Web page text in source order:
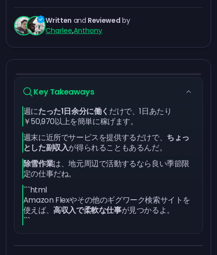
Written and Reviewed by
Charlee,Anthony
Key Takeaways
週にたった1日余分に働く だけで、1日あたり
￥50,970以上を簡単に稼げます。
週末に近所でサービスを提供するだけで、 ちょっ
とした副収入が得られることもあるんだ。
除雪作業は、地元周辺で活動するなら良い季節限
定の仕事だね。
```html
Amazon Flexやその他のギグワーク検索サイトを
使えば、高収入で柔軟な仕事が見つかるよ。
```